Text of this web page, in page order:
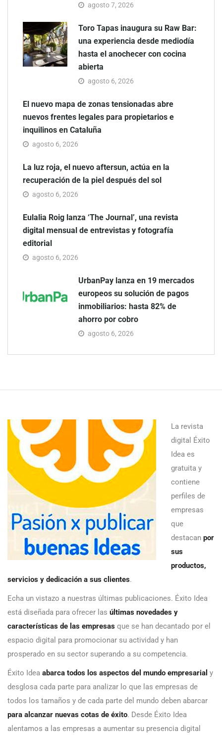
agosto 7, 2026
Toro Tapas inaugura su Raw Bar:
una experiencia desde mediodía
hasta el anochecer con cocina
abierta
agosto 6, 2026
El nuevo mapa de zonas tensionadas abre
nuevos frentes legales para propietarios e
inquilinos en Cataluña
agosto 6, 2026
La luz roja, el nuevo aftersun, actúa en la
recuperación de la piel después del sol
agosto 6, 2026
Eulalia Roig lanza ‘The Journal’, una revista
digital mensual de entrevistas y fotografía
editorial
agosto 6, 2026
UrbanPay lanza en 19 mercados
europeos su solución de pagos
inmobiliarios: hasta 82% de
ahorro por cobro
agosto 6, 2026
La revista
digital Éxito
Idea es
gratuita y
contiene
perfiles de
empresas
que
destacan por
sus
productos,
servicios y dedicación a sus clientes.
Echa un vistazo a nuestras últimas publicaciones. Éxito Idea
está diseñada para ofrecer las últimas novedades y
características de las empresas que se han decantado por el
espacio digital para promocionar su actividad y han
prosperado en su sector superando a su competencia.
Éxito Idea abarca todos los aspectos del mundo empresarial y
desglosa cada parte para analizar lo que las empresas de
todos los tamaños y de cada parte del mundo deben abarcar
para alcanzar nuevas cotas de éxito. Desde Éxito Idea
alentamos a las empresas a aumentar su presencia digital